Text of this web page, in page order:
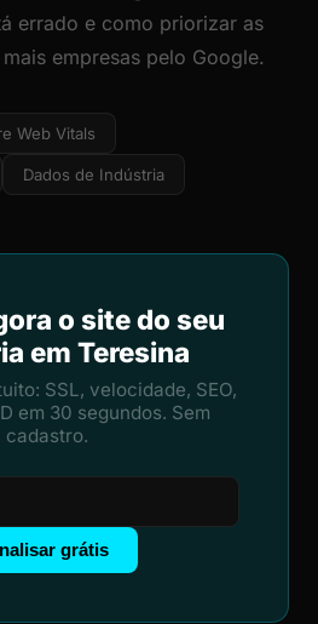
errado e como priorizar as
empresas pelo Google.
Web Vitals
Dados de Indústria
o site do seu
em Teresina
SSL, velocidade, SEO,
em 30 segundos. Sem
cadastro.
grátis